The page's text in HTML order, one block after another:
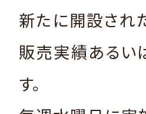
新たに開設され
販売実績あるい
す。